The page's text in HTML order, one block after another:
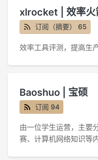
xlrocket | 效率火
订阅（摘要） 65
效率工具评测，提高生
Baoshuo | 宝硕
订阅 94
由一位学生运营，主要
赛、计算机网络知识等